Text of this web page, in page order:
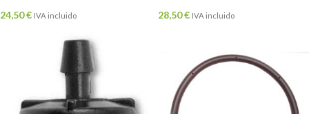
24,50€ IVA incluido 28,50€ IVA incluido